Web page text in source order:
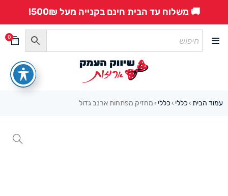
🚚 משלוח עד הבית חינם בקנייה מעל 500₪!
0
עמוד הבית › כללי › כללי › מחזיק מפתחות ארנב גדול